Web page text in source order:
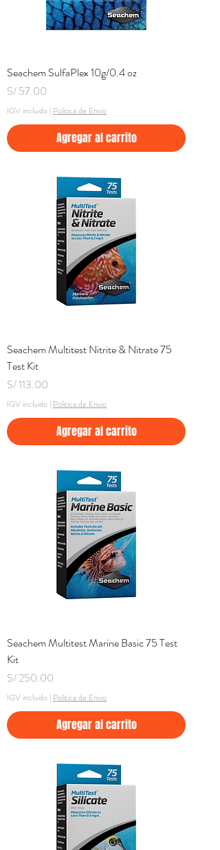
Seachem SulfaPlex 10g/0.4 oz
Precio
S/ 57.00
IGV incluido | Politica de Envio
Agregar al carrito
Seachem Multitest Nitrite & Nitrate 75
Test Kit
Precio
S/ 113.00
IGV incluido | Politica de Envio
Agregar al carrito
Seachem Multitest Marine Basic 75 Test
Kit
Precio
S/ 250.00
IGV incluido | Politica de Envio
Agregar al carrito